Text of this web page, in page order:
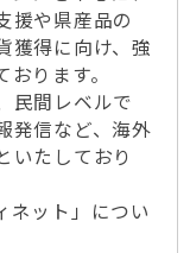
援や県産品の
獲得に向け、強
ります。
民間レベルで
発信など、海外
いたしており
ット」につい